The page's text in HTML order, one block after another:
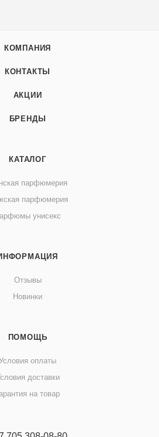
КОМПАНИЯ
КОНТАКТЫ
АКЦИИ
БРЕНДЫ
КАТАЛОГ
парфюмерия
парфюмерия
унисекс
Отзывы
Новинки
ПОМОЩЬ
оплаты
доставки
на товар